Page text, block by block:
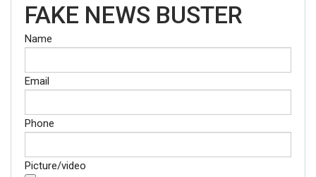
FAKE NEWS BUSTER
Name
Email
Phone
Picture/video